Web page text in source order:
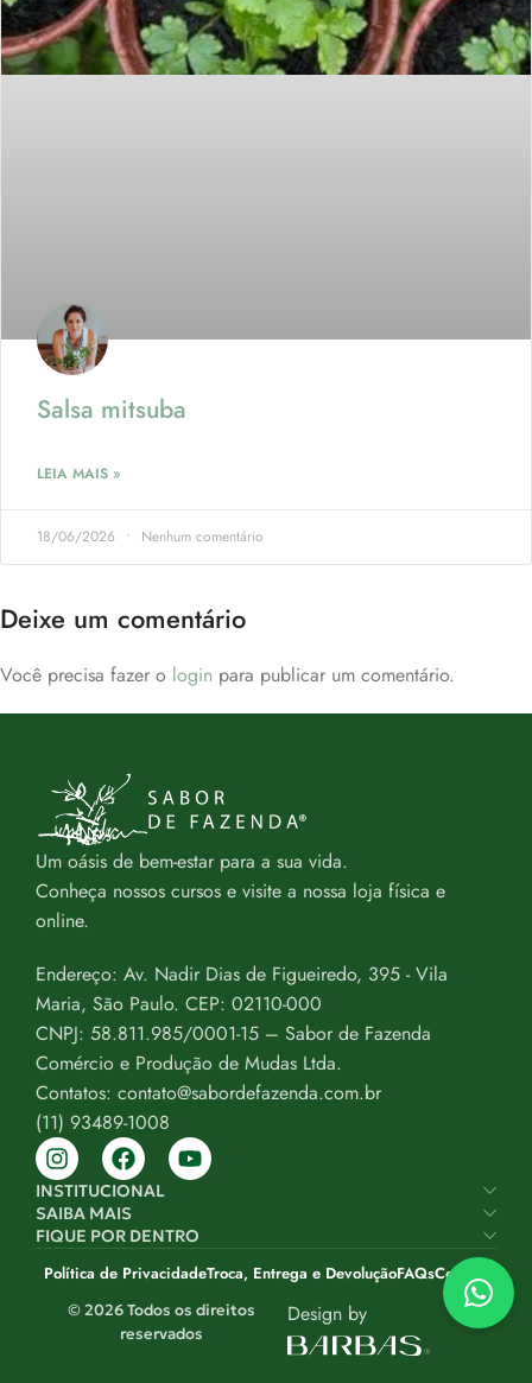
Salsa mitsuba
LEIA MAIS »
18/06/2026 Nenhum comentário
Deixe um comentário
Você precisa fazer o login para publicar um comentário.
Um oásis de bem-estar para a sua vida.
Conheça nossos cursos e visite a nossa loja física e
online.
Endereço: Av. Nadir Dias de Figueiredo, 395 - Vila
Maria, São Paulo. CEP: 02110-000
CNPJ: 58.811.985/0001-15 – Sabor de Fazenda
Comércio e Produção de Mudas Ltda.
Contatos: contato@sabordefazenda.com.br
(11) 93489-1008
INSTITUCIONAL
SAIBA MAIS
FIQUE POR DENTRO
© 2026 Todos os direitos
reservados
Design by
Política de PrivacidadeTroca, Entrega e DevoluçãoFAQsContato